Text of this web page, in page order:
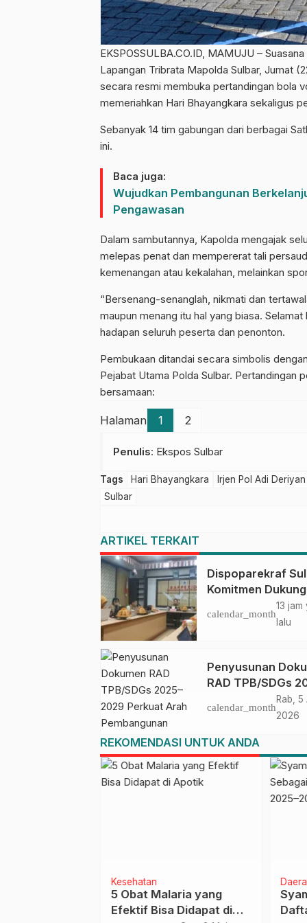
EKSPOSSULBA.CO.ID, MAMUJU –
Lapangan Tribrata Mapolda Sulbar, Jumat
secara resmi membuka pertandingan bola
memeriahkan Hari Bhayangkara sekaligus
Sebanyak 14 tim gabungan dari berbagai
ini.
Baca juga:
Wujudkan Pembangunan
Pengawasan
Dalam sambutannya, Kapolda mengajak
melepas penat dan mempererat tali
kemenangan atau kekalahan, melainkan
“Bersenang-senanglah, nikmati dan
maupun menang itu hal yang biasa.
hadapan seluruh peserta dan penonton.
Pembukaan ditandai secara simbolis
Pejabat Utama Polda Sulbar. Pertandingan
bersamaan:
Halaman 1 2
Penulis: Ekspos Sulbar
Tags Hari Bhayangkara Irjen Pol Adi
Sulbar
ARTIKEL TERKAIT
Dispoparekraf
Komitmen Dukung
Penyusunan RAD
TPB/SDGs
calendar_month
13 jam
lalu
Penyusunan
RAD TPB/SDGs
2029 Perkuat
Pembangunan
Barat
calendar_month
Rab, 5
2026
REKOMENDASI UNTUK ANDA
Kesehatan
5 Obat Malaria yang
Efektif Bisa Didapat di